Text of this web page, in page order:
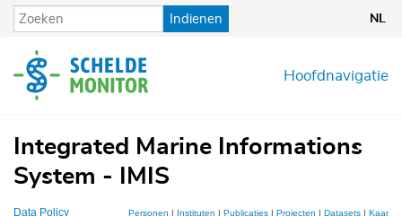
Overslaan
en
de
inhoud
Indienen NL
Hoofdnavigatie
Integrated Marine Informations
System - IMIS
Data Policy Personen | Instituten | Publicaties| Projecten | Datasets| Kaarten